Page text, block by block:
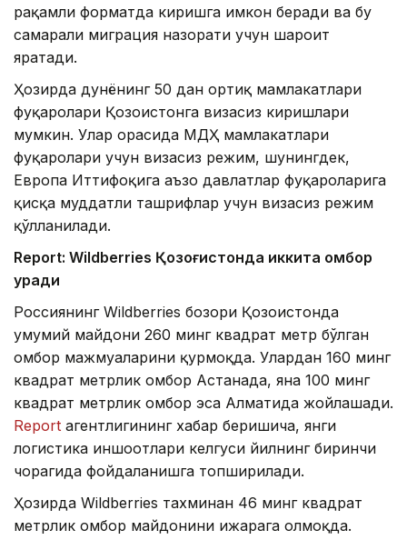
рақамли форматда киришга имкон беради ва бу
самарали миграция назорати учун шароит
яратади.
Ҳозирда дунёнинг 50 дан ортиқ мамлакатлари
фуқаролари Қозоғистонга визасиз киришлари
мумкин. Улар орасида МДҲ мамлакатлари
фуқаролари учун визасиз режим, шунингдек,
Европа Иттифоқига аъзо давлатлар фуқароларига
қисқа муддатли ташрифлар учун визасиз режим
қўлланилади.
Report: Wildberries Қозоғистонда иккита омбор
қуради
Россиянинг Wildberries бозори Қозоғистонда
умумий майдони 260 минг квадрат метр бўлган
омбор мажмуаларини қурмоқда. Улардан 160 минг
квадрат метрлик омбор Астанада, яна 100 минг
квадрат метрлик омбор эса Алматида жойлашади.
Report агентлигининг хабар беришича, янги
логистика иншоотлари келгуси йилнинг биринчи
чорагида фойдаланишга топширилади.
Ҳозирда Wildberries тахминан 46 минг квадрат
метрлик омбор майдонини ижарага олмоқда.